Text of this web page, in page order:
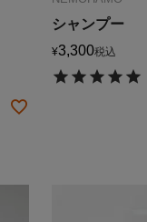
シャンプー
¥3,300税込